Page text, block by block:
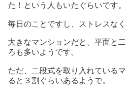
た！という人もいたぐらいです。
毎日のことですし、ストレスな
大きなマンションだと、平面と
ろも多いようです。
ただ、二段式を取り入れている
ると３割ぐらいあるようで。